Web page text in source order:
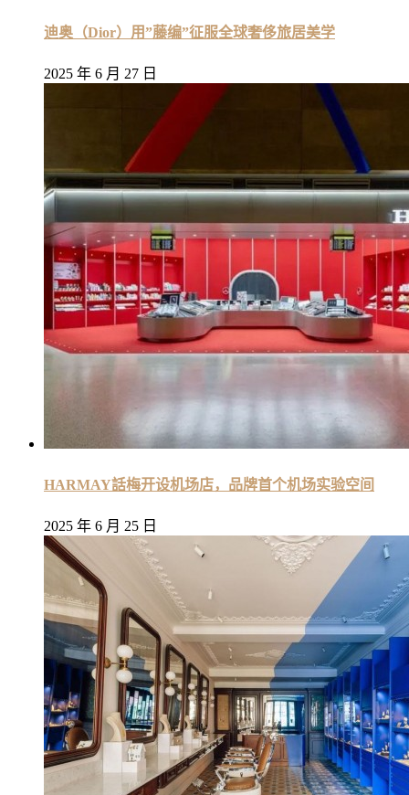
迪奥（Dior）用”藤编”征服全球奢侈旅居美学
2025 年 6 月 27 日
HARMAY話梅开设机场店，品牌首个机场实验空间
2025 年 6 月 25 日